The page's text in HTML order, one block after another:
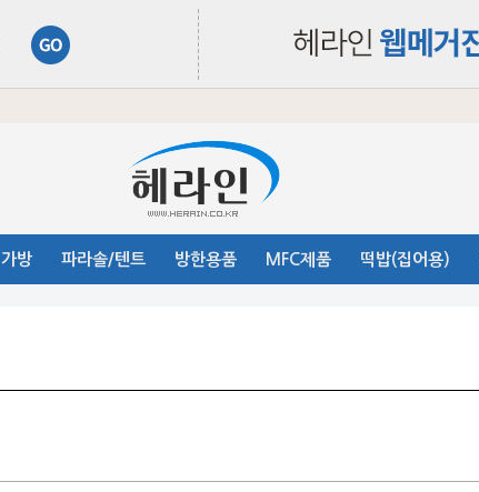
가방 파라솔/텐트 방한용품 MFC제품 떡밥(집어용)